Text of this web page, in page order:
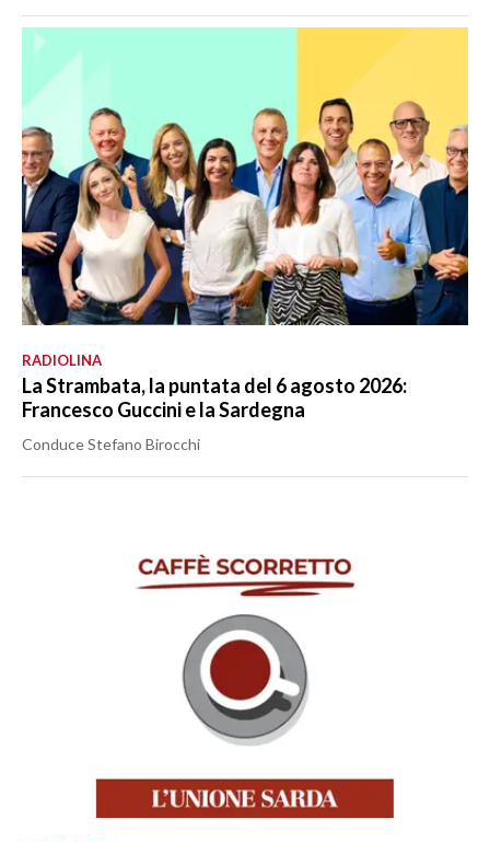
RADIOLINA
La Strambata, la puntata del 6 agosto 2026:
Francesco Guccini e la Sardegna
Conduce Stefano Birocchi